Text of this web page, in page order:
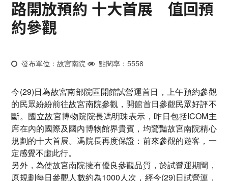
路開放預約 十大首展 值回預
約參觀
發布單位：故宮南院 點閱率：5558
今(29)日為故宮南部院區開館試營運首日，上午預約參觀
的民眾紛紛前往故宮南院參觀，開館首日參觀民眾好評不
斷。國立故宮博物院院長馮明珠表示，昨日包括ICOM主
席在內的國際及國內博物館界貴賓，均驚豔故宮南院精心
規劃的十大首展。馮院長再度保證：前來參觀的遊客，一
定感覺不虛此行。
另外，為使故宮南院擁有優良參觀品質，於試營運期間，
原規劃每日參觀人數約為1000人次，經今(29)日試營運，